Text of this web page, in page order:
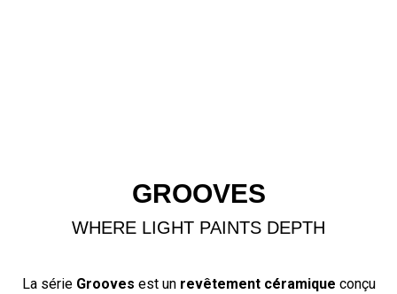
GROOVES
WHERE LIGHT PAINTS DEPTH
La série Grooves est un revêtement céramique conçu